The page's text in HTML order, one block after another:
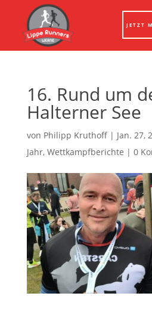
JETZT
16. Rund um
Halterner See
von Philipp Kruthoff| Jan. 27,
Jahr, Wettkampfberichte | 0